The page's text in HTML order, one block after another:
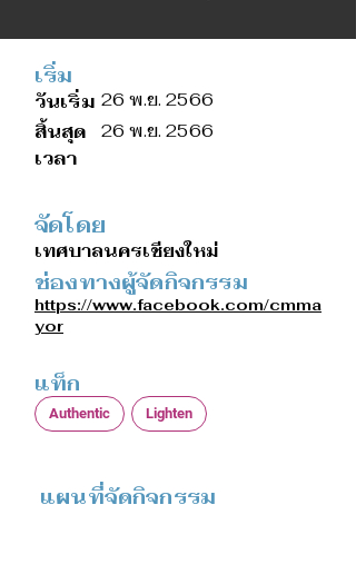
เริ่ม
วันเริ่ม 26 พ.ย. 2566
สิ้นสุด 26 พ.ย. 2566
เวลา
จัดโดย
เทศบาลนครเชียงใหม่
ช่องทางผู้จัดกิจกรรม
https://www.facebook.com/cmma
yor
แท็ก
Authentic Lighten
แผนที่จัดกิจกรรม